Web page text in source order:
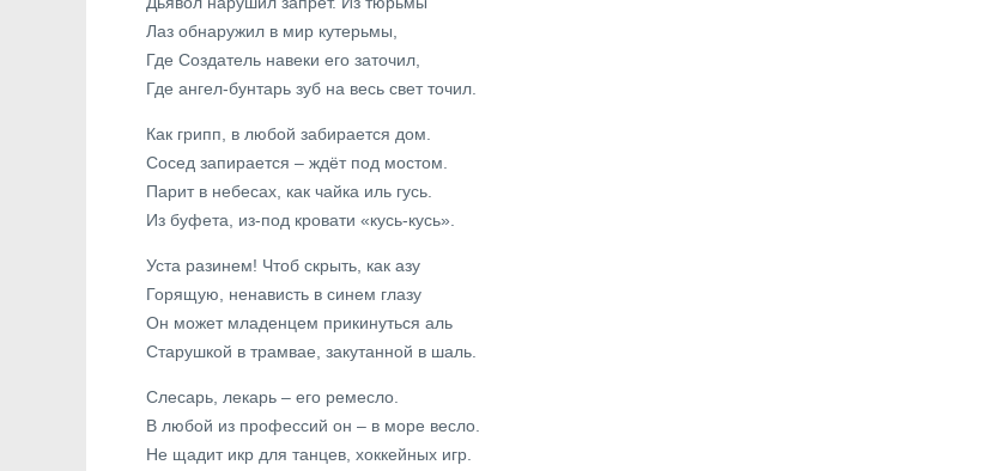
Лаз обнаружил в мир кутерьмы,
Где Создатель навеки его заточил,
Где ангел-бунтарь зуб на весь свет точил.
Как грипп, в любой забирается дом.
Сосед запирается – ждёт под мостом.
Парит в небесах, как чайка иль гусь.
Из буфета, из-под кровати «кусь-кусь».
Уста разинем! Чтоб скрыть, как азу
Горящую, ненависть в синем глазу
Он может младенцем прикинуться аль
Старушкой в трамвае, закутанной в шаль.
Слесарь, лекарь – его ремесло.
В любой из профессий он – в море весло.
Не щадит икр для танцев, хоккейных игр.